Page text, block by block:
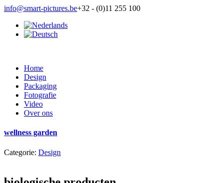
info@smart-pictures.be+32 - (0)11 255 100
Home
Design
Packaging
Fotografie
Video
Over ons
wellness garden
Categorie: Design